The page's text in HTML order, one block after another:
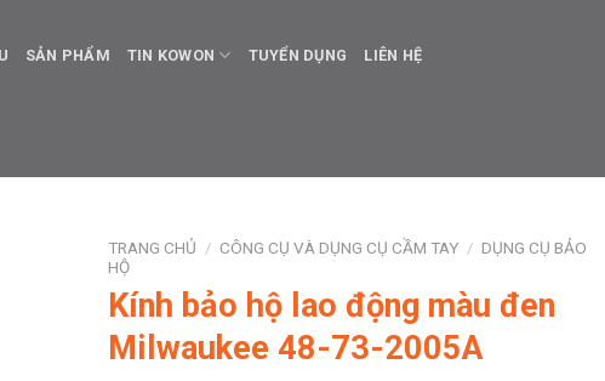
SẢN PHẨM TIN KOWON TUYỂN DỤNG LIÊN HỆ
TRANG CHỦ / CÔNG CỤ VÀ DỤNG CỤ CẦM TAY / DỤNG CỤ BẢO
HỘ
Kính bảo hộ lao động màu đen
Milwaukee 48-73-2005A